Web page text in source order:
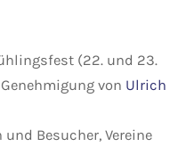
(22. und 23.
von Ulrich
Besucher, Vereine